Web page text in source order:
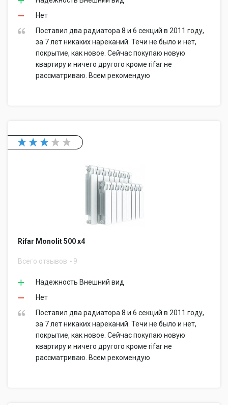
Нет
Поставил два радиатора 8 и 6 секций в 2011 году,
за 7 лет никаких нареканий. Течи не было и нет,
покрытие, как новое. Сейчас покупаю новую
квартиру и ничего другого кроме rifar не
рассматриваю. Всем рекомендую
Rifar Monolit 500 x4
Всего отзывов 9
Надежность Внешний вид
Нет
Поставил два радиатора 8 и 6 секций в 2011 году,
за 7 лет никаких нареканий. Течи не было и нет,
покрытие, как новое. Сейчас покупаю новую
квартиру и ничего другого кроме rifar не
рассматриваю. Всем рекомендую